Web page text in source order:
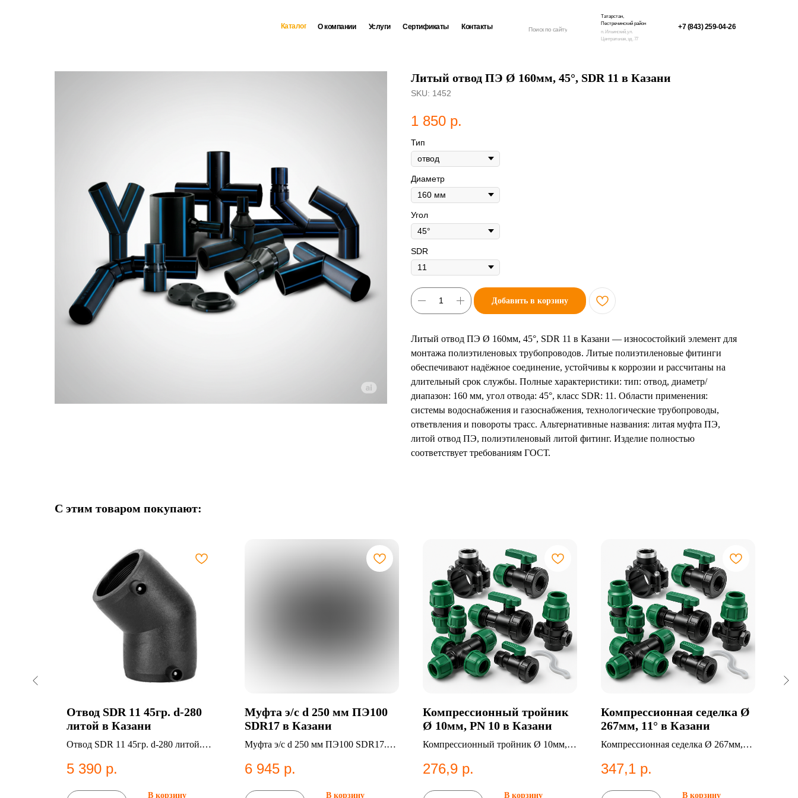
Поиск по сайту
Контакты
Сертификаты
Услуги +7 (843) 259-04-26
О компании
п. Ильинский, ул.
Центральная, зд. 77
Татарстан,
Пестречинский район
Каталог
Литый отвод ПЭ Ø 160мм, 45°, SDR 11 в Казани
SKU: 1452
1 850 р.
Тип
Диаметр
Угол
SDR
Добавить в корзину
Литый отвод ПЭ Ø 160мм, 45°, SDR 11 в Казани — износостойкий элемент для
монтажа полиэтиленовых трубопроводов. Литые полиэтиленовые фитинги
обеспечивают надёжное соединение, устойчивы к коррозии и рассчитаны на
длительный срок службы. Полные характеристики: тип: отвод, диаметр/
диапазон: 160 мм, угол отвода: 45°, класс SDR: 11. Области применения:
системы водоснабжения и газоснабжения, технологические трубопроводы,
ответвления и повороты трасс. Альтернативные названия: литая муфта ПЭ,
литой отвод ПЭ, полиэтиленовый литой фитинг. Изделие полностью
соответствует требованиям ГОСТ.
С этим товаром покупают:
Отвод SDR 11 45гр. d-280
литой в Казани
Отвод SDR 11 45гр. d-280 литой.
водоснабжения.
5 390 р.
В корзину
Муфта э/с d 250 мм ПЭ100
SDR17 в Казани
Муфта э/с d 250 мм ПЭ100 SDR17.
водоснабжения.
6 945 р.
В корзину
Компрессионный тройник
Ø 10мм, PN 10 в Казани
Компрессионный тройник Ø 10мм,
фитинги;Тройники.
276,9 р.
В корзину
Компрессионная седелка Ø
267мм, 11° в Казани
Компрессионная седелка Ø 267мм,
фитинги;Седельные отводы.
347,1 р.
В корзину